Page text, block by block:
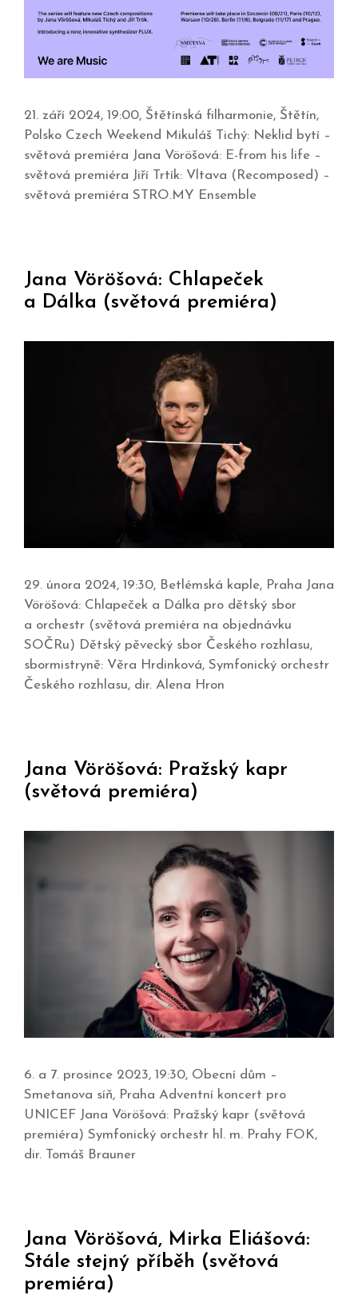
21. září 2024, 19:00, Štětínská filharmonie, Štětín,
Polsko Czech Weekend Mikuláš Tichý: Neklid bytí –
světová premiéra Jana Vöröšová: E-from his life –
světová premiéra Jiří Trtík: Vltava (Recomposed) –
světová premiéra STRO.MY Ensemble
Jana Vöröšová: Chlapeček
a Dálka (světová premiéra)
29. února 2024, 19:30, Betlémská kaple, Praha Jana
Vöröšová: Chlapeček a Dálka pro dětský sbor
a orchestr (světová premiéra na objednávku
SOČRu) Dětský pěvecký sbor Českého rozhlasu,
sbormistryně: Věra Hrdinková, Symfonický orchestr
Českého rozhlasu, dir. Alena Hron
Jana Vöröšová: Pražský kapr
(světová premiéra)
6. a 7. prosince 2023, 19:30, Obecní dům –
Smetanova síň, Praha Adventní koncert pro
UNICEF Jana Vöröšová: Pražský kapr (světová
premiéra) Symfonický orchestr hl. m. Prahy FOK,
dir. Tomáš Brauner
Jana Vöröšová, Mirka Eliášová:
Stále stejný příběh (světová
premiéra)